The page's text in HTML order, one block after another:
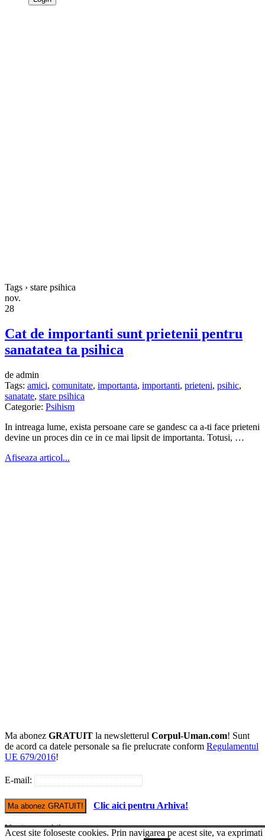
Tags › stare psihica
nov.
28
Cat de importanti sunt prietenii pentru
sanatatea ta psihica
de admin
Tags: amici, comunitate, importanta, importanti, prieteni, psihic,
sanatate, stare psihica
Categorie: Psihism
In intreaga lume, exista persoane care se gandesc ca a-ti face prieteni
devine un proces din ce in ce mai lipsit de importanta. Totusi, …
Afiseaza articol...
Ma abonez GRATUIT la newsletterul Corpul-Uman.com! Sunt
de acord ca datele personale sa fie prelucrate conform Regulamentul
UE 679/2016!
E-mail:
Clic aici pentru Arhiva!
Versiune mobile
Acest site foloseste cookies. Prin navigarea pe acest site, va exprimati